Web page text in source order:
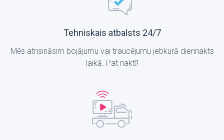
Tehniskais atbalsts 24/7
Mēs atrisināsim bojājumu vai traucējumu jebkurā diennakts
laikā. Pat naktī!